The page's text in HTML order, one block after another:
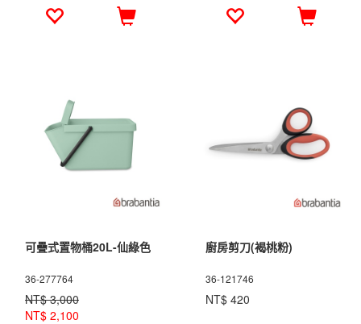
可疊式置物桶20L-仙綠色
36-277764
NT$ 3,000
NT$ 2,100
廚房剪刀(褐桃粉)
36-121746
NT$ 420